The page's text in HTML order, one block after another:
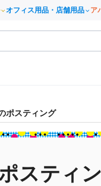
オフィス用品・店舗用品 ア
ポスティング
スティ